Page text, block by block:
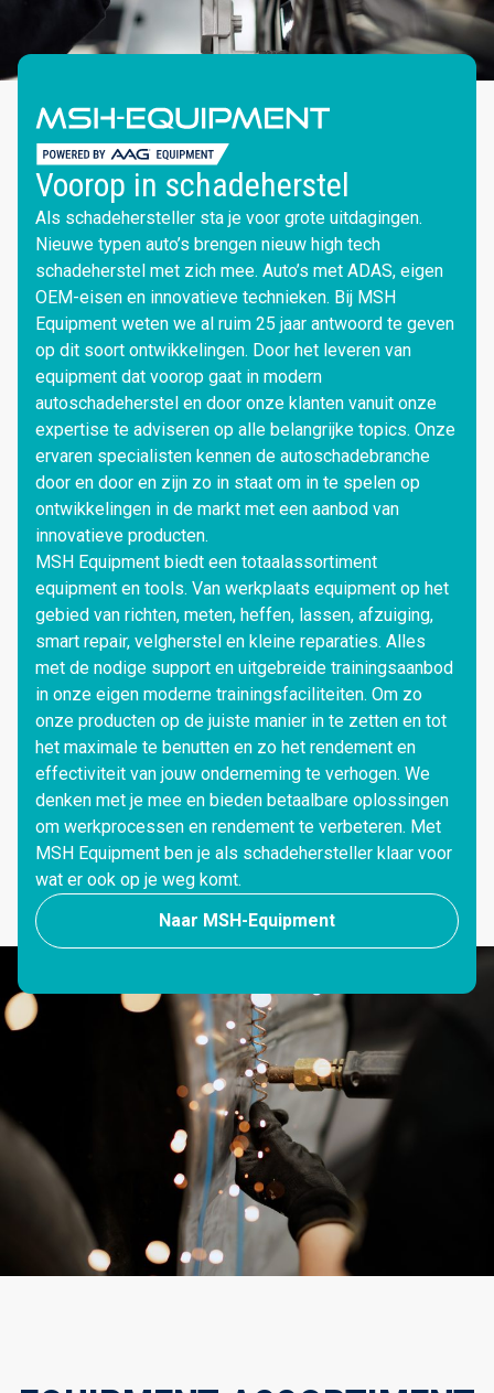
Voorop in schadeherstel
Als schadehersteller sta je voor grote uitdagingen.
Nieuwe typen auto’s brengen nieuw high tech
schadeherstel met zich mee. Auto’s met ADAS, eigen
OEM-eisen en innovatieve technieken. Bij MSH
Equipment weten we al ruim 25 jaar antwoord te geven
op dit soort ontwikkelingen. Door het leveren van
equipment dat voorop gaat in modern
autoschadeherstel en door onze klanten vanuit onze
expertise te adviseren op alle belangrijke topics. Onze
ervaren specialisten kennen de autoschadebranche
door en door en zijn zo in staat om in te spelen op
ontwikkelingen in de markt met een aanbod van
innovatieve producten.
MSH Equipment biedt een totaalassortiment
equipment en tools. Van werkplaats equipment op het
gebied van richten, meten, heffen, lassen, afzuiging,
smart repair, velgherstel en kleine reparaties. Alles
met de nodige support en uitgebreide trainingsaanbod
in onze eigen moderne trainingsfaciliteiten. Om zo
onze producten op de juiste manier in te zetten en tot
het maximale te benutten en zo het rendement en
effectiviteit van jouw onderneming te verhogen. We
denken met je mee en bieden betaalbare oplossingen
om werkprocessen en rendement te verbeteren. Met
MSH Equipment ben je als schadehersteller klaar voor
wat er ook op je weg komt.
Naar MSH-Equipment